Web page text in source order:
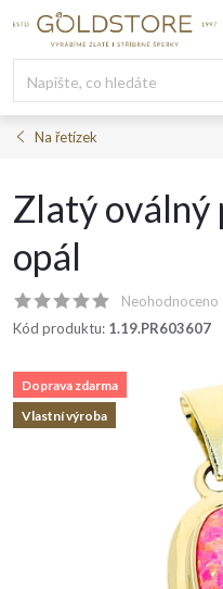
Na řetízek
Zlatý oválný
opál
Neohodnoceno
Kód produktu: 1.19.PR603607
Doprava zdarma
Vlastní výroba